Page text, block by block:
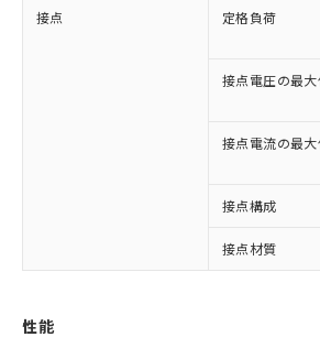
接点 定格負荷
接点電圧の最
接点電流の最
接点構成
接点材質
性能